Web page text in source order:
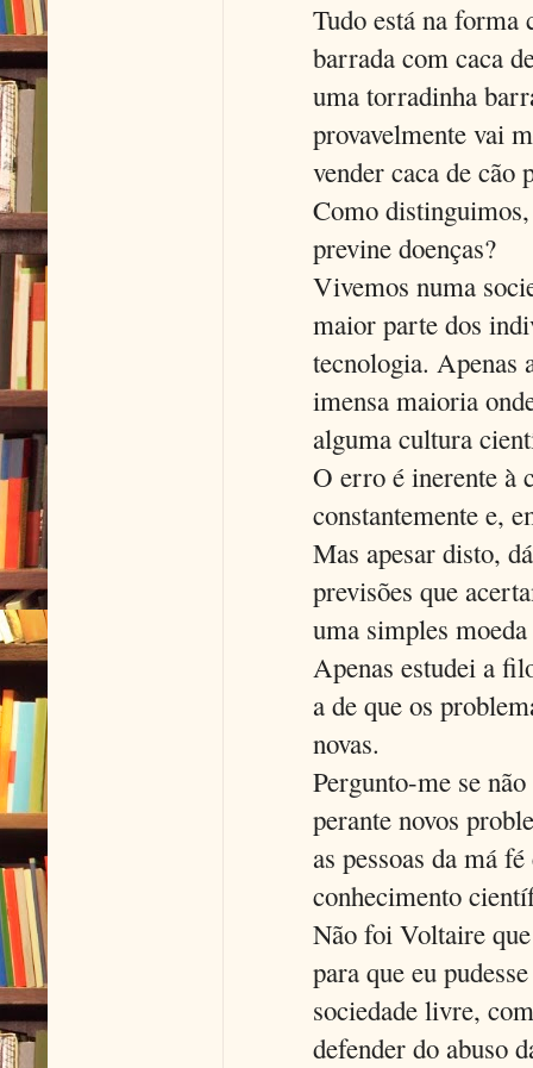
Tudo está na forma
barrada com caca
uma torradinha
provavelmente vai
vender caca de cão
Como
previne doenças?
Vivemos numa
maior parte dos
tecnologia. Apenas
imensa maioria
alguma cultura
O erro é inerente à
constantemente e,
Mas apesar disto,
previsões que
uma simples
Apenas estudei a
a de que os
novas.
Pergunto-me se
perante novos
as pessoas da má
conhecimento
Não foi Voltaire
para que eu
sociedade livre,
defender do abuso